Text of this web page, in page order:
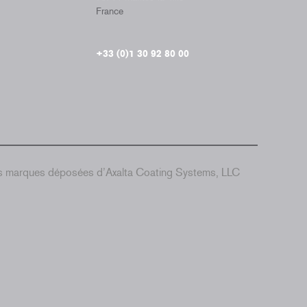
France
+33 (0)1 30 92 80 00
déposées d’Axalta Coating Systems, LLC